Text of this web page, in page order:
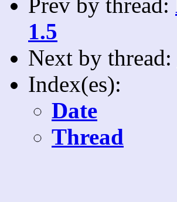
1.5
Next by thread:
Index(es):
Date
Thread